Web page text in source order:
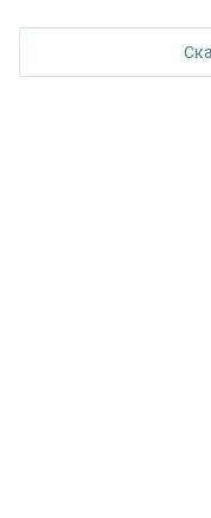
КОНТАКТЫ УПН